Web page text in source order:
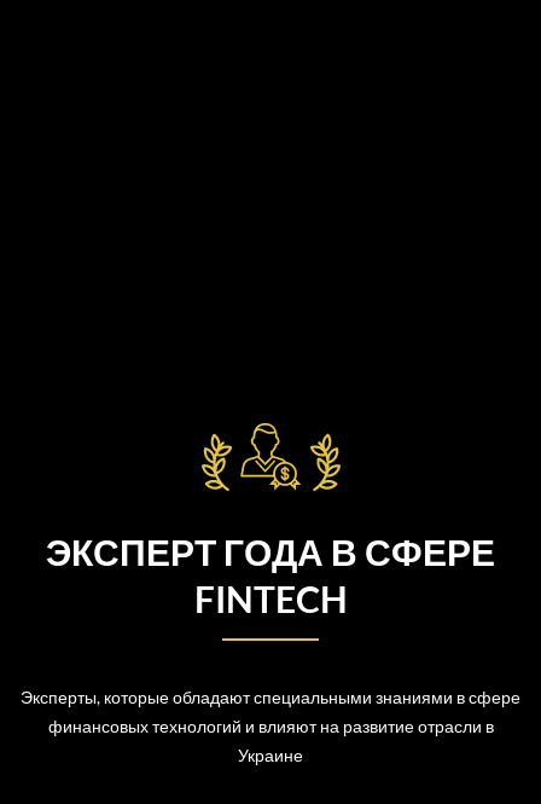
ЭКСПЕРТ ГОДА В СФЕРЕ
FINTECH
Эксперты, которые обладают специальными знаниями в сфере
финансовых технологий и влияют на развитие отрасли в
Украине